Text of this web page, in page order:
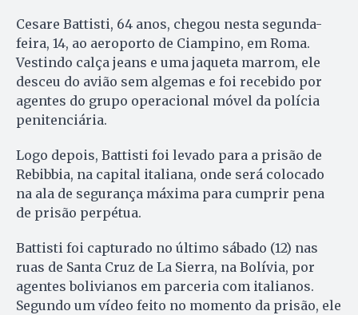
Cesare Battisti, 64 anos, chegou nesta segunda-
feira, 14, ao aeroporto de Ciampino, em Roma.
Vestindo calça jeans e uma jaqueta marrom, ele
desceu do avião sem algemas e foi recebido por
agentes do grupo operacional móvel da polícia
penitenciária.
Logo depois, Battisti foi levado para a prisão de
Rebibbia, na capital italiana, onde será colocado
na ala de segurança máxima para cumprir pena
de prisão perpétua.
Battisti foi capturado no último sábado (12) nas
ruas de Santa Cruz de La Sierra, na Bolívia, por
agentes bolivianos em parceria com italianos.
Segundo um vídeo feito no momento da prisão, ele